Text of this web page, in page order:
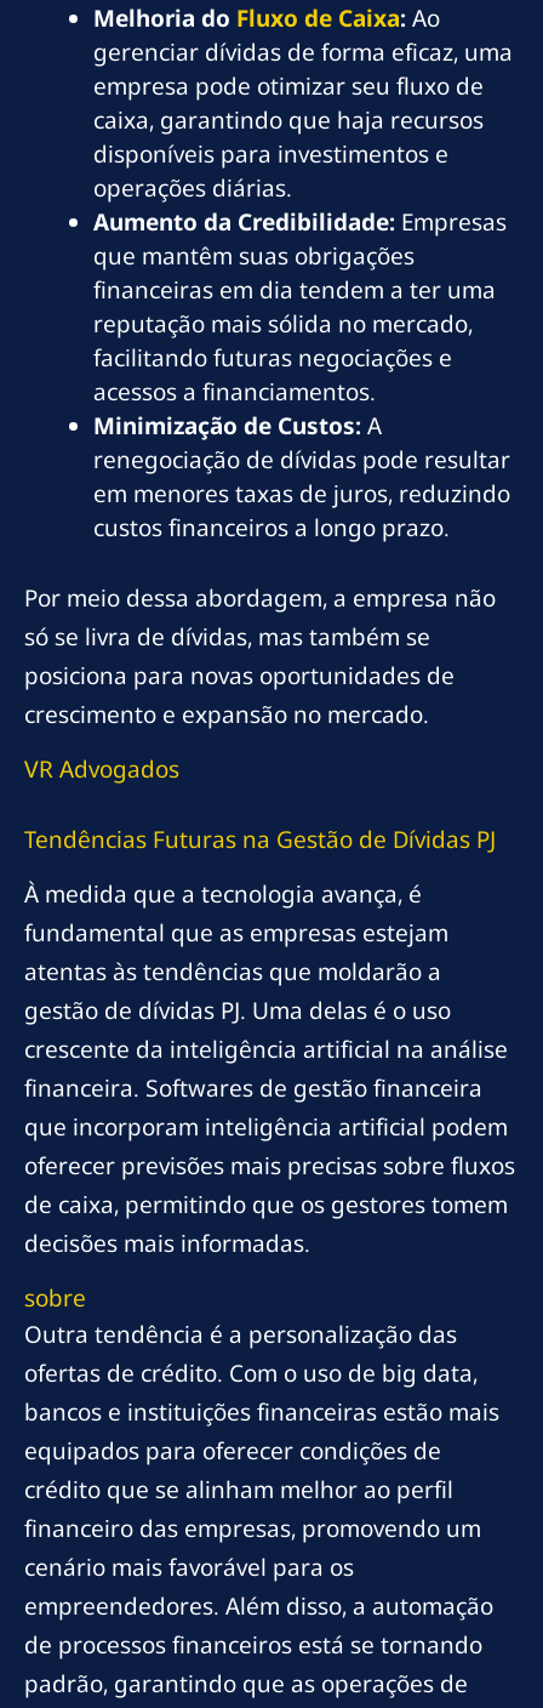
Melhoria do Fluxo de Caixa:Ao
gerenciar dívidas de forma eficaz, uma
empresa pode otimizar seu fluxo de
caixa, garantindo que haja recursos
disponíveis para investimentos e
operações diárias.
Aumento da Credibilidade: Empresas
que mantêm suas obrigações
financeiras em dia tendem a ter uma
reputação mais sólida no mercado,
facilitando futuras negociações e
acessos a financiamentos.
Minimização de Custos:A
renegociação de dívidas pode resultar
em menores taxas de juros, reduzindo
custos financeiros a longo prazo.
Por meio dessa abordagem, a empresa não
só se livra de dívidas, mas também se
posiciona para novas oportunidades de
crescimento e expansão no mercado.
VR Advogados
Tendências Futuras na Gestão de Dívidas PJ
À medida que a tecnologia avança, é
fundamental que as empresas estejam
atentas às tendências que moldarão a
gestão de dívidas PJ. Uma delas é o uso
crescente da inteligência artificial na análise
financeira. Softwares de gestão financeira
que incorporam inteligência artificial podem
oferecer previsões mais precisas sobre fluxos
de caixa, permitindo que os gestores tomem
decisões mais informadas.
sobre
Outra tendência é a personalização das
ofertas de crédito. Com o uso de big data,
bancos e instituições financeiras estão mais
equipados para oferecer condições de
crédito que se alinham melhor ao perfil
financeiro das empresas, promovendo um
cenário mais favorável para os
empreendedores. Além disso, a automação
de processos financeiros está se tornando
padrão, garantindo que as operações de